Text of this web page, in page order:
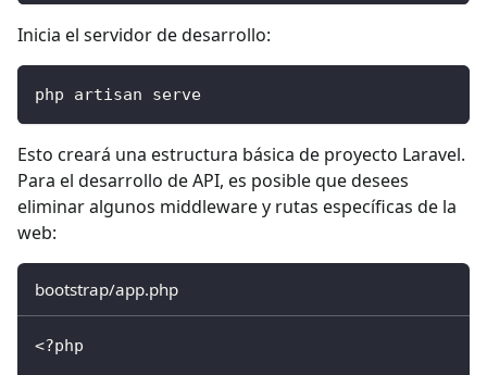
Inicia el servidor de desarrollo:
php artisan serve
Esto creará una estructura básica de proyecto Laravel.
Para el desarrollo de API, es posible que desees
eliminar algunos middleware y rutas específicas de la
web:
bootstrap/app.php
<?php